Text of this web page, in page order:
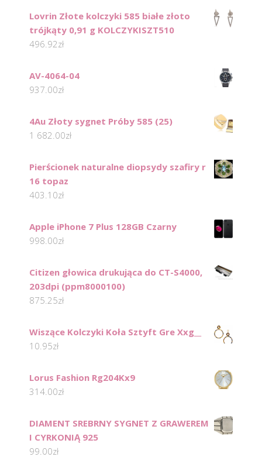
Lovrin Złote kolczyki 585 białe złoto
trójkąty 0,91 g KOLCZYKISZT510
496.92zł
AV-4064-04
937.00zł
4Au Złoty sygnet Próby 585 (25)
1 682.00zł
Pierścionek naturalne diopsydy szafiry r
16 topaz
403.10zł
Apple iPhone 7 Plus 128GB Czarny
998.00zł
Citizen głowica drukująca do CT-S4000,
203dpi (ppm8000100)
875.25zł
Wiszące Kolczyki Koła Sztyft Gre Xxg__
10.95zł
Lorus Fashion Rg204Kx9
314.00zł
DIAMENT SREBRNY SYGNET Z GRAWEREM
I CYRKONIĄ 925
99.00zł